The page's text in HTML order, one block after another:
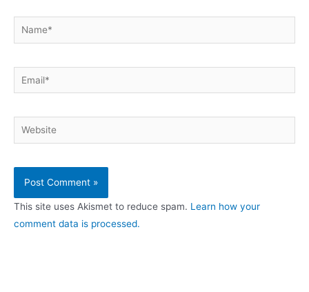
Name*
Email*
Website
This site uses Akismet to reduce spam. Learn how your
comment data is processed.